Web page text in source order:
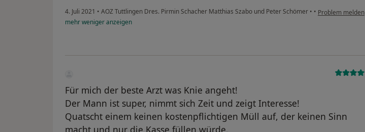
4. Juli 2021 • AOZ Tuttlingen Dres. Pirmin Schacher Matthias Szabo und Peter Schömer • • Problem melden
mehrwenigeranzeigen
Für mich der beste Arzt was Knie angeht!
Der Mann ist super, nimmt sich Zeit und zeigt Interesse!
Quatscht einem keinen kostenpflichtigen Müll auf, der keinen Sinn